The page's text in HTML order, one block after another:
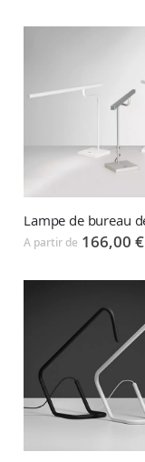
A partir de 166,00 €